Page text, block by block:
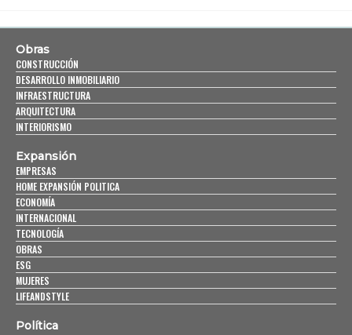
Obras
CONSTRUCCIÓN
DESARROLLO INMOBILIARIO
INFRAESTRUCTURA
ARQUITECTURA
INTERIORISMO
Expansión
EMPRESAS
HOME EXPANSIÓN POLITICA
ECONOMÍA
INTERNACIONAL
TECNOLOGÍA
OBRAS
ESG
MUJERES
LIFEANDSTYLE
Política